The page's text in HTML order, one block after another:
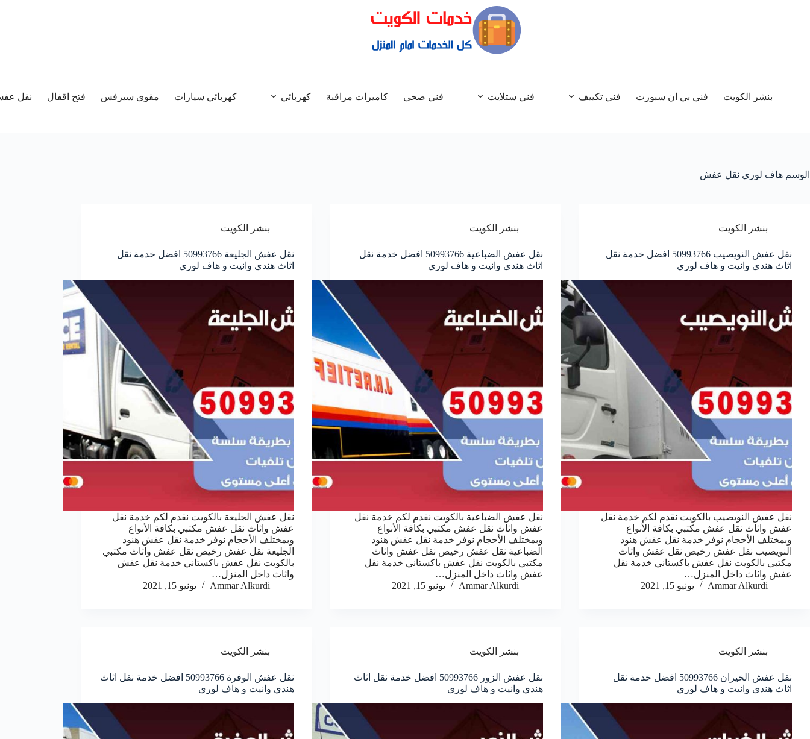
بنشر الكويت فني بي ان سبورت فني تكييف فني ستلايت فني صحي كاميرات مراقبة كهربائي كهربائي سيارات مقوي سيرفس فتح اقفال نقل
الوسم هاف لوري نقل عفش
بنشر الكويت
نقل عفش النويصيب 50993766 افضل خدمة نقل
اثاث هندي وانيت و هاف لوري
نقل عفش النويصيب بالكويت نقدم لكم خدمة نقل
عفش واثاث نقل عفش مكتبي بكافة الأنواع
وبمختلف الأحجام نوفر خدمة نقل عفش هنود
النويصيب نقل عفش رخيص نقل عفش واثاث
مكتبي بالكويت نقل عفش باكستاني خدمة نقل
عفش واثاث داخل المنزل…
Ammar Alkurdi
يونيو 15, 2021
بنشر الكويت
نقل عفش الضباعية 50993766 افضل خدمة نقل
اثاث هندي وانيت و هاف لوري
نقل عفش الضباعية بالكويت نقدم لكم خدمة نقل
عفش واثاث نقل عفش مكتبي بكافة الأنواع
وبمختلف الأحجام نوفر خدمة نقل عفش هنود
الضباعية نقل عفش رخيص نقل عفش واثاث
مكتبي بالكويت نقل عفش باكستاني خدمة نقل
عفش واثاث داخل المنزل…
Ammar Alkurdi
يونيو 15, 2021
بنشر الكويت
نقل عفش الجليعة 50993766 افضل خدمة نقل
اثاث هندي وانيت و هاف لوري
نقل عفش الجليعة بالكويت نقدم لكم خدمة نقل
عفش واثاث نقل عفش مكتبي بكافة الأنواع
وبمختلف الأحجام نوفر خدمة نقل عفش هنود
الجليعة نقل عفش رخيص نقل عفش واثاث مكتبي
بالكويت نقل عفش باكستاني خدمة نقل عفش
واثاث داخل المنزل…
Ammar Alkurdi
يونيو 15, 2021
بنشر الكويت
نقل عفش الخيران 50993766 افضل خدمة نقل
اثاث هندي وانيت و هاف لوري
بنشر الكويت
نقل عفش الزور 50993766 افضل خدمة نقل اثاث
هندي وانيت و هاف لوري
بنشر الكويت
نقل عفش الوفرة 50993766 افضل خدمة نقل اثاث
هندي وانيت و هاف لوري